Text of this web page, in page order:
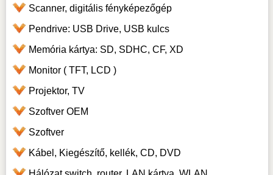
Scanner, digitális fényképezőgép
Pendrive: USB Drive, USB kulcs
Memória kártya: SD, SDHC, CF, XD
Monitor ( TFT, LCD )
Projektor, TV
Szoftver OEM
Szoftver
Kábel, Kiegészítő, kellék, CD, DVD